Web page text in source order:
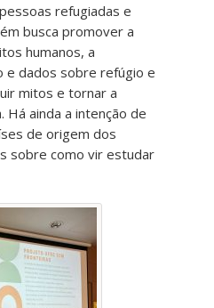
refugiadas e
busca promover a
humanos, a
e dados sobre refúgio e
mitos e tornar a
Há ainda a intenção de
de origem dos
sobre como vir estudar